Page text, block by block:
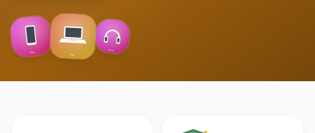
Max
Pro
Sound